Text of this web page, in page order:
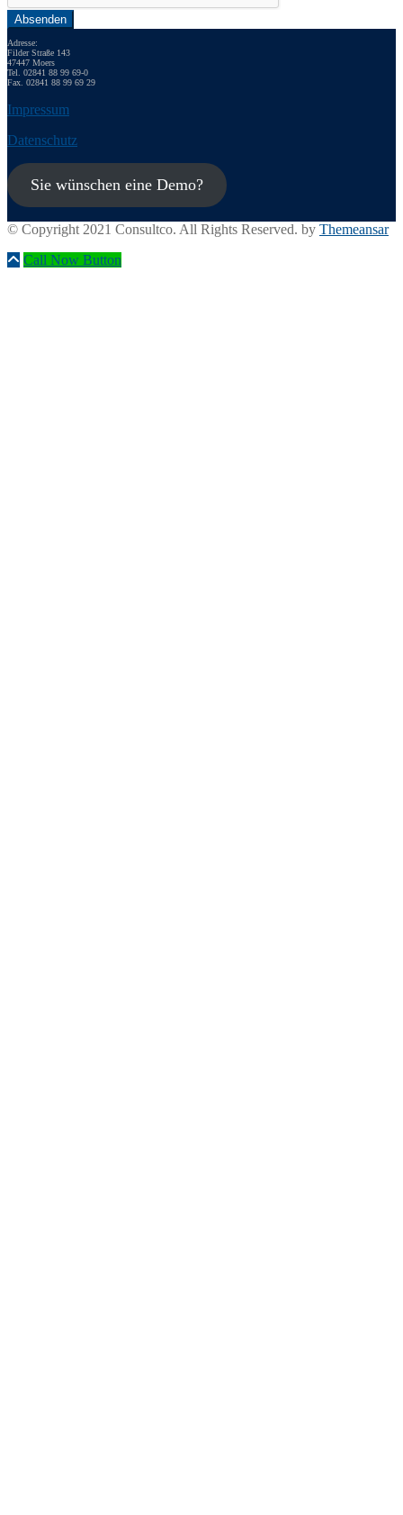
Absenden
Adresse:
Filder Straße 143
47447 Moers
Tel. 02841 88 99 69-0
Fax. 02841 88 99 69 29
Impressum
Datenschutz
Sie wünschen eine Demo?
© Copyright 2021 Consultco. All Rights Reserved. by Themeansar
Call Now Button